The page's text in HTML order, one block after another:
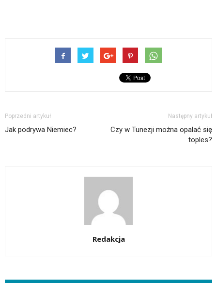
Poprzedni artykuł
Jak podrywa Niemiec?
Następny artykuł
Czy w Tunezji można opalać się
toples?
Redakcja